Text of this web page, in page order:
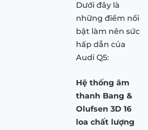
Dưới đây là
những điểm nổi
bật làm nên sức
hấp dẫn của
Audi Q5:
Hệ thống âm
thanh Bang &
Olufsen 3D 16
loa chất lượng